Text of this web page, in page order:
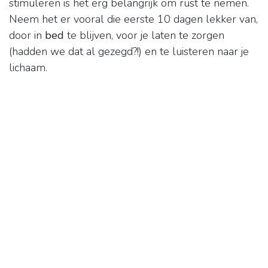
stimuleren is het erg belangrijk om rust te nemen.
Neem het er vooral die eerste 10 dagen lekker van,
door in bed te blijven, voor je laten te zorgen
(hadden we dat al gezegd?!) en te luisteren naar je
lichaam.